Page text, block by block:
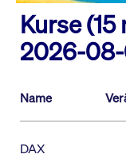
Kurse
2026-
Name
DAX